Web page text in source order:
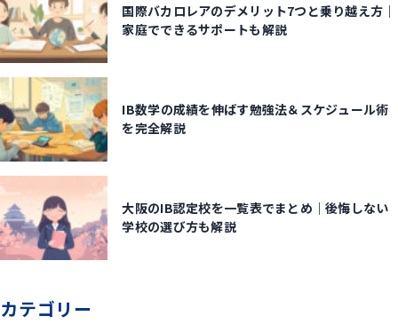
国際バカロレアのデメリット7つと乗り越え方｜
家庭でできるサポートも解説
IB数学の成績を伸ばす勉強法＆スケジュール術
を完全解説
大阪のIB認定校を一覧表でまとめ｜後悔しない
学校の選び方も解説
カテゴリー